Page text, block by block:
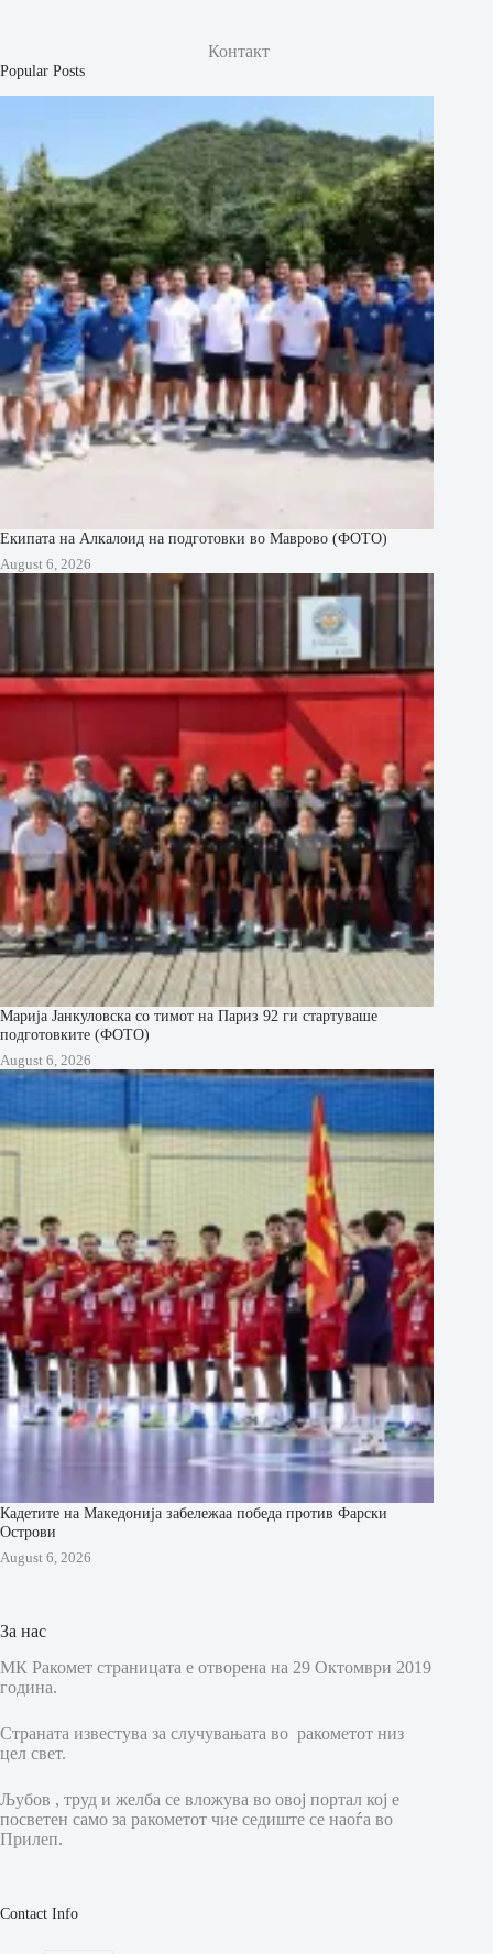
Контакт
Popular Posts
Екипата на Алкалоид на подготовки во Маврово (ФОТО)
August 6, 2026
Марија Јанкуловска со тимот на Париз 92 ги стартуваше
подготовките (ФОТО)
August 6, 2026
Кадетите на Македонија забележаа победа против Фарски
Острови
August 6, 2026
За нас
МК Ракомет страницата е отворена на 29 Октомври 2019
година.
Страната известува за случувањата во ракометот низ
цел свет.
Љубов , труд и желба се вложува во овој портал кој е
посветен само за ракометот чие седиште се наоѓа во
Прилеп.
Contact Info